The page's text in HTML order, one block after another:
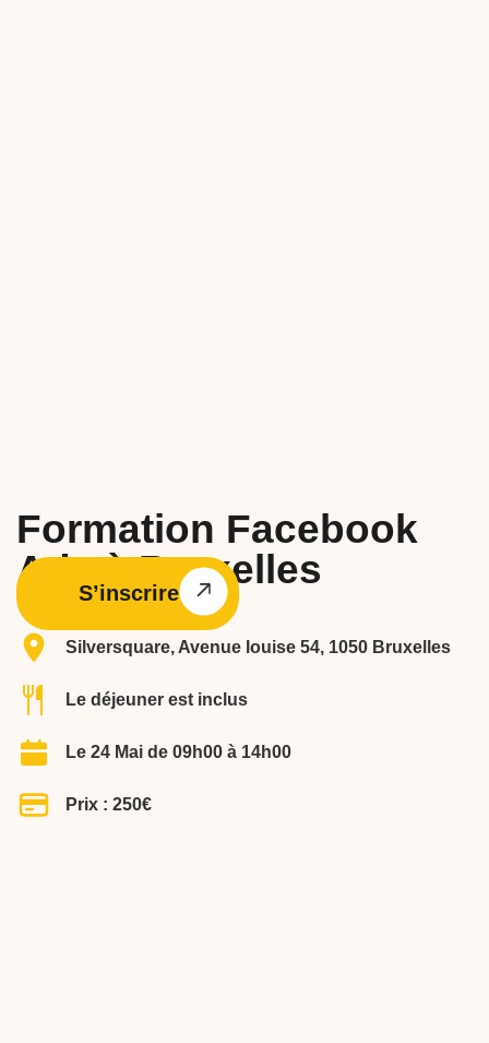
Formation Facebook
Ads à Bruxelles
S’inscrire
Silversquare, Avenue louise 54, 1050 Bruxelles
Le déjeuner est inclus
Le 24 Mai de 09h00 à 14h00
Prix : 250€